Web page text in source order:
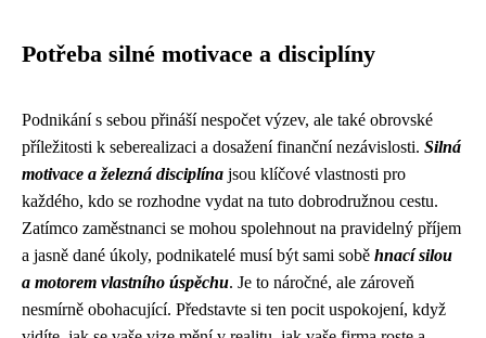
Potřeba silné motivace a disciplíny
Podnikání s sebou přináší nespočet výzev, ale také obrovské
příležitosti k seberealizaci a dosažení finanční nezávislosti. Silná
motivace a železná disciplína jsou klíčové vlastnosti pro
každého, kdo se rozhodne vydat na tuto dobrodružnou cestu.
Zatímco zaměstnanci se mohou spolehnout na pravidelný příjem
a jasně dané úkoly, podnikatelé musí být sami sobě hnací silou
a motorem vlastního úspěchu. Je to náročné, ale zároveň
nesmírně obohacující. Představte si ten pocit uspokojení, když